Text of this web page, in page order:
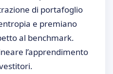
di portafoglio
e premiano
al benchmark.
l’apprendimento